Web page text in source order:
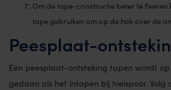
Om de tape-constructie beter te fixeren
tape gebruiken om op de hak over de
Peesplaat-
Een peesplaat-ontsteking tapen wordt
gedaan als het intapen bij hielspoor. Volg